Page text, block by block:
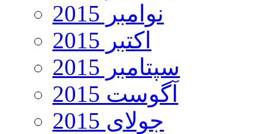
نوامبر 2015
اکتبر 2015
سپتامبر 2015
آگوست 2015
جولای 2015